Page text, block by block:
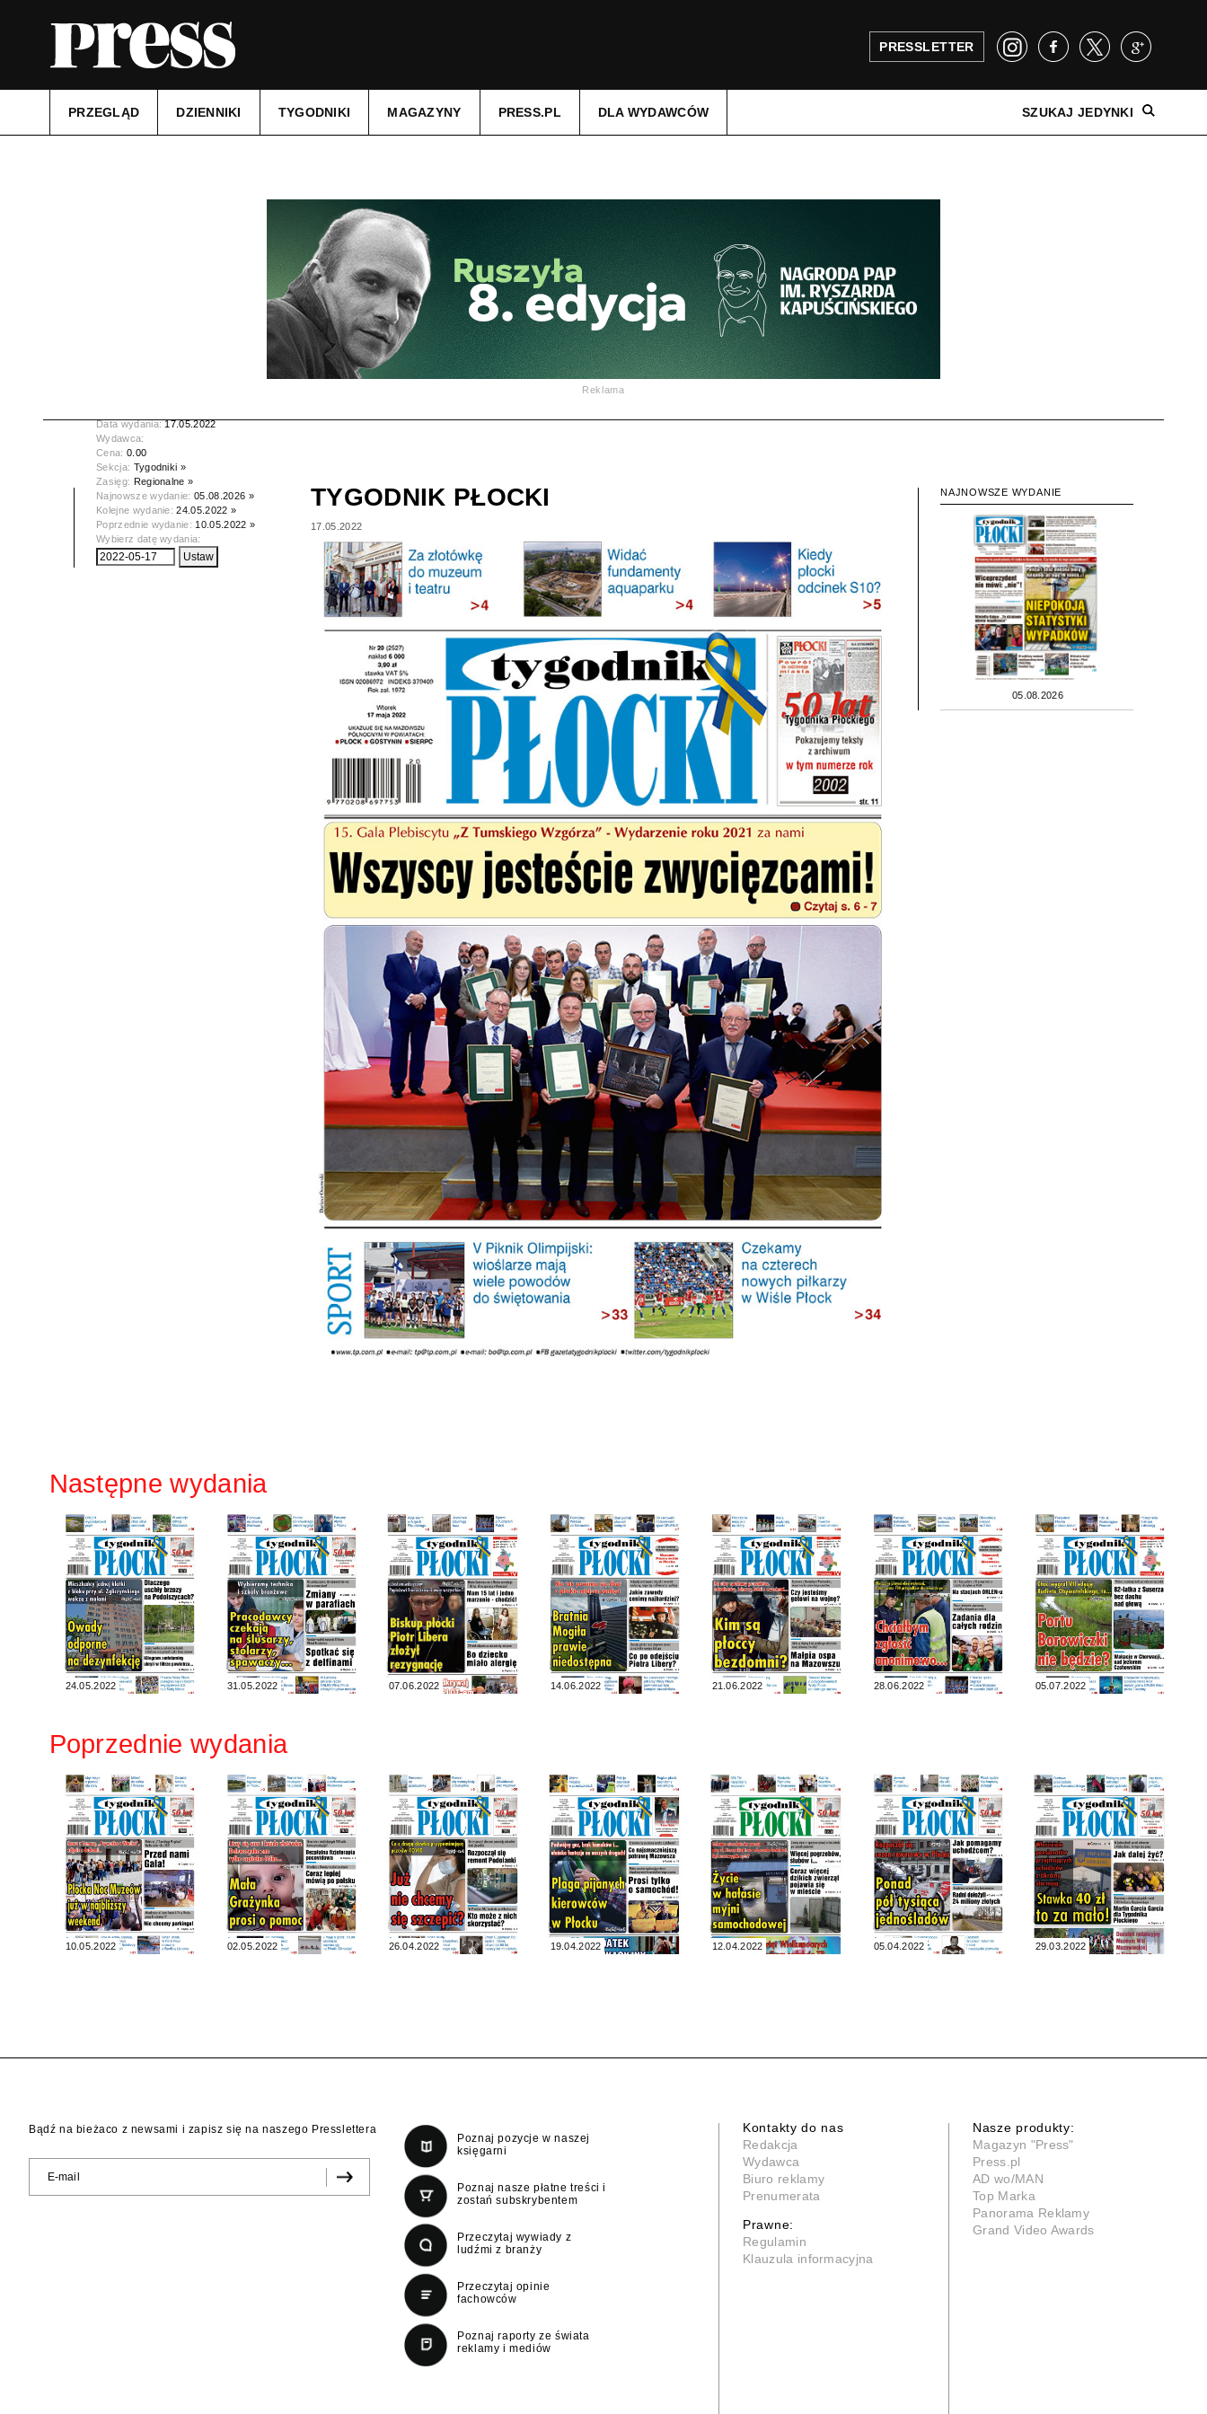
PRESSLETTER
PRZEGLĄD DZIENNIKI TYGODNIKI MAGAZYNY PRESS.PL DLA WYDAWCÓW SZUKAJ JEDYNKI
Reklama
Data wydania:17.05.2022
Wydawca:
Cena: 0.00
Sekcja: Tygodniki »
Zasięg: Regionalne »
Najnowsze wydanie:05.08.2026 »
Kolejne wydanie:24.05.2022 »
Poprzednie wydanie: 10.05.2022 »
Wybierz datę wydania:
TYGODNIK PŁOCKI
17.05.2022
NAJNOWSZE WYDANIE
05.08.2026
Następne wydania
24.05.2022 31.05.2022 07.06.2022 14.06.2022 21.06.2022 28.06.2022 05.07.2022
Poprzednie wydania
10.05.2022 02.05.2022 26.04.2022 19.04.2022 12.04.2022 05.04.2022 29.03.2022
Bądź na bieżaco z newsami i zapisz się na naszego Presslettera
Poznaj pozycje w naszej
księgarni
Poznaj nasze płatne treści i
zostań subskrybentem
Przeczytaj wywiady z
ludźmi z branży
Przeczytaj opinie
fachowców
Poznaj raporty ze świata
reklamy i mediów
Kontakty do nas
Redakcja
Wydawca
Biuro reklamy
Prenumerata
Prawne:
Regulamin
Klauzula informacyjna
Nasze produkty:
Magazyn "Press"
Press.pl
AD wo/MAN
Top Marka
Panorama Reklamy
Grand Video Awards